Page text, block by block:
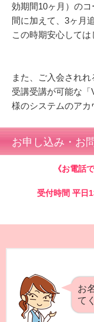
効期間10ヶ月）の
間に加えて、3ヶ月
この時期安心しては
また、ご入会され
受講受講が可能な
様のシステムのアカ
お申し込み・お
《お電話
受付時間 平日
お
て